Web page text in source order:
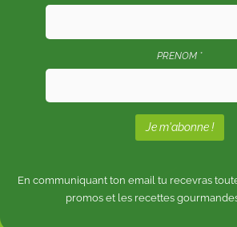
PRENOM *
En communiquant ton email tu recevras
promos et les recettes